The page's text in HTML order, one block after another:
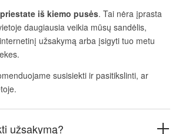
iš kiemo pusės. Tai nėra įprasta
daugiausia veikia mūsų sandėlis,
užsakymą arba įsigyti tuo metu
susisiekti ir pasitikslinti, ar
užsakymą?